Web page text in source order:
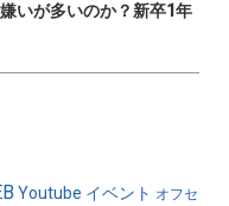
いが多いのか？新卒1年
Youtube イベント オフセ